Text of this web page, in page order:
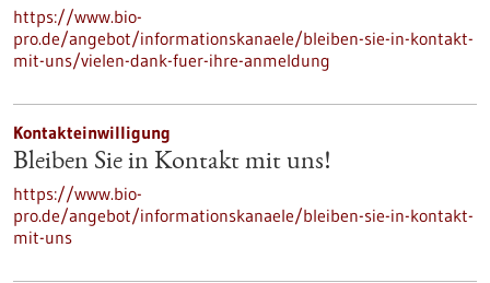
https://www.bio-
pro.de/angebot/informationskanaele/bleiben-sie-in-kontakt-
mit-uns/vielen-dank-fuer-ihre-anmeldung
Kontakteinwilligung
Bleiben Sie in Kontakt mit uns!
https://www.bio-
pro.de/angebot/informationskanaele/bleiben-sie-in-kontakt-
mit-uns